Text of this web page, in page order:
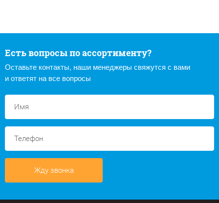
Есть вопросы по ассортименту?
Оставьте контакты, наши менеджеры свяжутся с вами
и ответят на все вопросы
Жду звонка